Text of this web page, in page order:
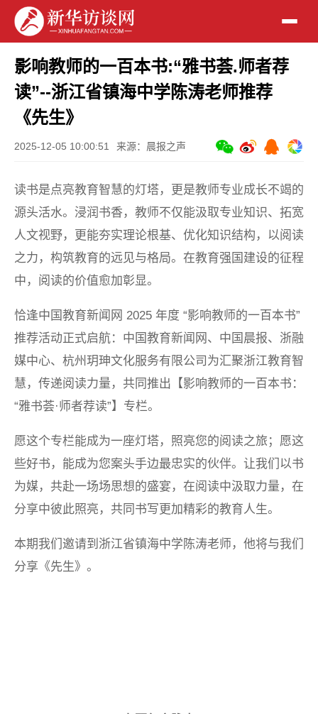
影响教师的一百本书:“雅书荟.师者荐
读”--浙江省镇海中学陈涛老师推荐
《先生》
2025-12-05 10:00:51 来源：晨报之声
读书是点亮教育智慧的灯塔，更是教师专业成长不竭的
源头活水。浸润书香，教师不仅能汲取专业知识、拓宽
人文视野，更能夯实理论根基、优化知识结构，以阅读
之力，构筑教育的远见与格局。在教育强国建设的征程
中，阅读的价值愈加彰显。
恰逢中国教育新闻网 2025 年度 “影响教师的一百本书”
推荐活动正式启航：中国教育新闻网、中国晨报、浙融
媒中心、杭州玥珅文化服务有限公司为汇聚浙江教育智
慧，传递阅读力量，共同推出【影响教师的一百本书：
“雅书荟·师者荐读”】专栏。
愿这个专栏能成为一座灯塔，照亮您的阅读之旅；愿这
些好书，能成为您案头手边最忠实的伙伴。让我们以书
为媒，共赴一场场思想的盛宴，在阅读中汲取力量，在
分享中彼此照亮，共同书写更加精彩的教育人生。
本期我们邀请到浙江省镇海中学陈涛老师，他将与我们
分享《先生》。